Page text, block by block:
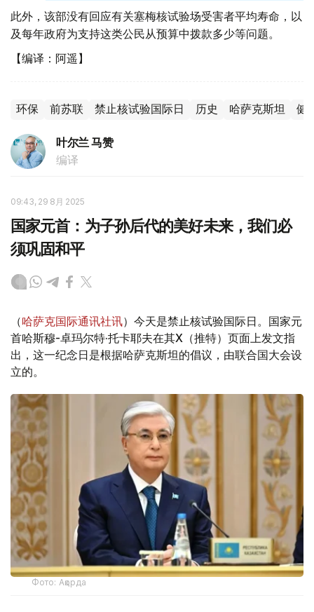
此外，该部没有回应有关塞梅核试验场受害者平均寿命，以
及每年政府为支持这类公民从预算中拨款多少等问题。
【编译：阿遥】
环保 前苏联 禁止核试验国际日 历史 哈萨克斯坦 健
叶尔兰 马赞
编译
09:43, 29 8月 2025
国家元首：为子孙后代的美好未来，我们必
须巩固和平
（哈萨克国际通讯社讯）今天是禁止核试验国际日。国家元
首哈斯穆-卓玛尔特·托卡耶夫在其X（推特）页面上发文指
出，这一纪念日是根据哈萨克斯坦的倡议，由联合国大会设
立的。
Фото: Ақорда